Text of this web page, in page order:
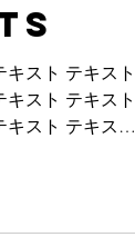
スト テキスト
スト テキスト
キスト テキスト